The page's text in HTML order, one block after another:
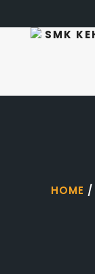
SMK
HOME /